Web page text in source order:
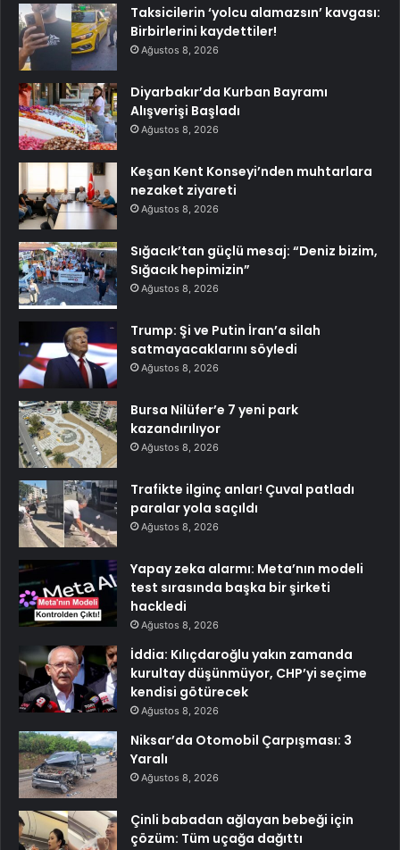
Taksicilerin ‘yolcu alamazsın’ kavgası:
Birbirlerini kaydettiler!
Ağustos 8, 2026
Diyarbakır’da Kurban Bayramı
Alışverişi Başladı
Ağustos 8, 2026
Keşan Kent Konseyi’nden muhtarlara
nezaket ziyareti
Ağustos 8, 2026
Sığacık’tan güçlü mesaj: “Deniz bizim,
Sığacık hepimizin”
Ağustos 8, 2026
Trump: Şi ve Putin İran’a silah
satmayacaklarını söyledi
Ağustos 8, 2026
Bursa Nilüfer’e 7 yeni park
kazandırılıyor
Ağustos 8, 2026
Trafikte ilginç anlar! Çuval patladı
paralar yola saçıldı
Ağustos 8, 2026
Yapay zeka alarmı: Meta’nın modeli
test sırasında başka bir şirketi
hackledi
Ağustos 8, 2026
İddia: Kılıçdaroğlu yakın zamanda
kurultay düşünmüyor, CHP’yi seçime
kendisi götürecek
Ağustos 8, 2026
Niksar’da Otomobil Çarpışması: 3
Yaralı
Ağustos 8, 2026
Çinli babadan ağlayan bebeği için
çözüm: Tüm uçağa dağıttı